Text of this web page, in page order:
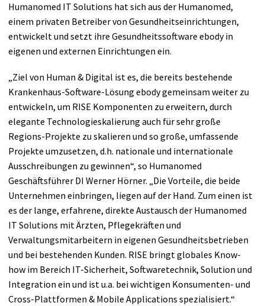
Humanomed IT Solutions hat sich aus der Humanomed,
einem privaten Betreiber von Gesundheitseinrichtungen,
entwickelt und setzt ihre Gesundheitssoftware ebody in
eigenen und externen Einrichtungen ein.
„Ziel von Human & Digital ist es, die bereits bestehende
Krankenhaus-Software-Lösung ebody gemeinsam weiter zu
entwickeln, um RISE Komponenten zu erwei­tern, durch
elegante Technologieskalierung auch für sehr große
Regions-Projekte zu skalieren und so große, umfassende
Projekte umzusetzen, d.h. nationale und internationale
Ausschreibungen zu gewinnen“, so Humanomed
Geschäftsführer DI Werner Hörner. „Die Vorteile, die beide
Unternehmen einbringen, liegen auf der Hand. Zum einen ist
es der lange, erfahrene, direkte Austausch der Humanomed
IT Solutions mit Ärzten, Pflegekräften und
Verwaltungsmitarbeitern in eigenen Gesund­heits­betrieben
und bei bestehenden Kunden. RISE bringt globales Know-
how im Bereich IT-Sicherheit, Softwaretechnik, Solution und
Integration ein und ist u.a. bei wichtigen Konsumenten- und
Cross-Plattformen & Mobile Applications spezialisiert.“